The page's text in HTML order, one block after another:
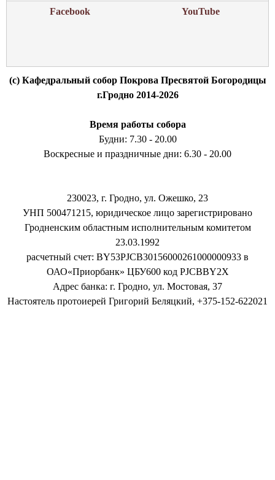
Facebook YouTube
(c) Кафедральный собор Покрова Пресвятой Богородицы
г.Гродно 2014-2026
Время работы собора
Будни: 7.30 - 20.00
Воскресные и праздничные дни: 6.30 - 20.00
230023, г. Гродно, ул. Ожешко, 23
УНП 500471215, юридическое лицо зарегистрировано
Гродненским областным исполнительным комитетом
23.03.1992
расчетный счет: BY53PJCB30156000261000000933 в
ОАО«Приорбанк» ЦБУ600 код PJCBBY2X
Адрес банка: г. Гродно, ул. Мостовая, 37
Настоятель протоиерей Григорий Беляцкий, +375-152-622021